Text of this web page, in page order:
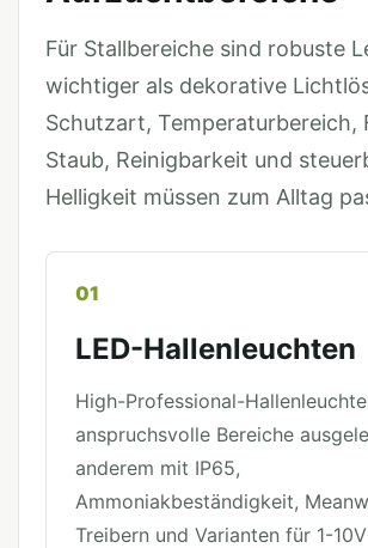
Für Stallbereiche sind robuste
wichtiger als dekorative
Schutzart, Temperaturbereich,
Staub, Reinigbarkeit und
Helligkeit müssen zum Alltag
01
LED-Hallenleuchten
High-Professional-
anspruchsvolle Bereiche
anderem mit IP65,
Ammoniakbeständigkeit,
Treibern und Varianten für 1-